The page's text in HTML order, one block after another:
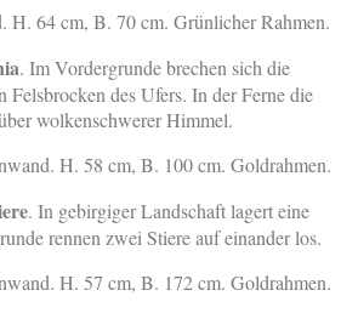
H. 64 cm, B. 70 cm. Grünlicher Rahmen.
. Im Vordergrunde brechen sich die
Felsbrocken des Ufers. In der Ferne die
wolkenschwerer Himmel.
H. 58 cm, B. 100 cm. Goldrahmen.
. In gebirgiger Landschaft lagert eine
rennen zwei Stiere auf einander los.
H. 57 cm, B. 172 cm. Goldrahmen.